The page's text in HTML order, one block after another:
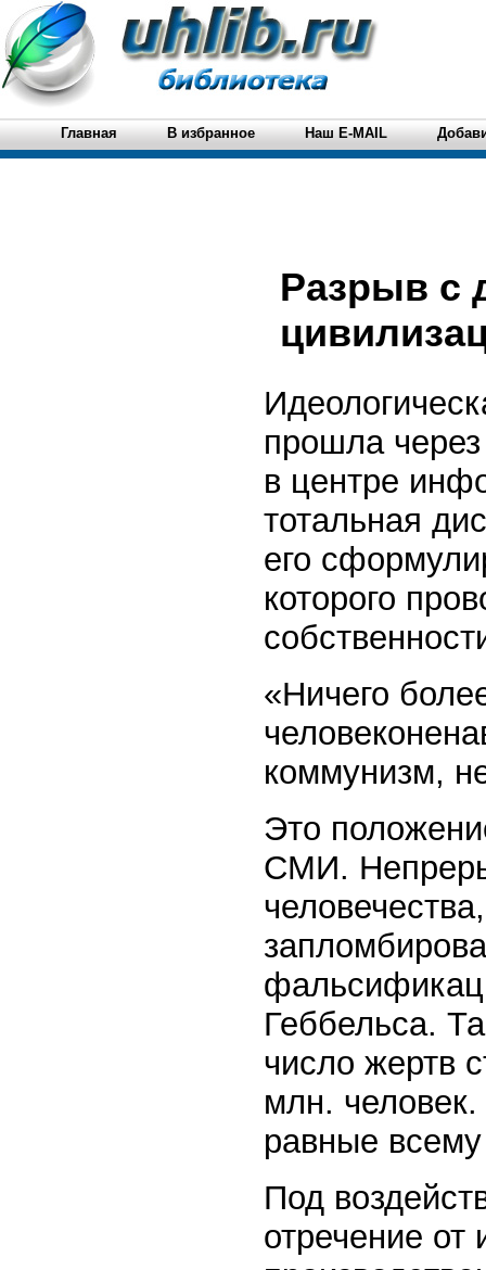
Главная В избранное Наш E-MAIL
Разрыв с
прошла
в центре
тотальная
его
которого
«Ничего
коммунизм,
Это
СМИ.
Геббельса.
число жертв
млн.
равные
Под
отречение от